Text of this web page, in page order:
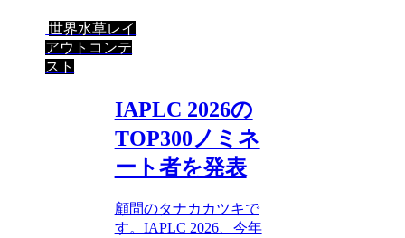
世界水草レイ
アウトコンテ
スト
IAPLC 2026の
TOP300ノミネ
ート者を発表
顧問のタナカカツキで
す。IAPLC 2026、今年